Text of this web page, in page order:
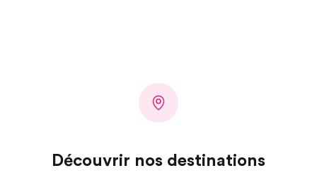
Découvrir nos destinations